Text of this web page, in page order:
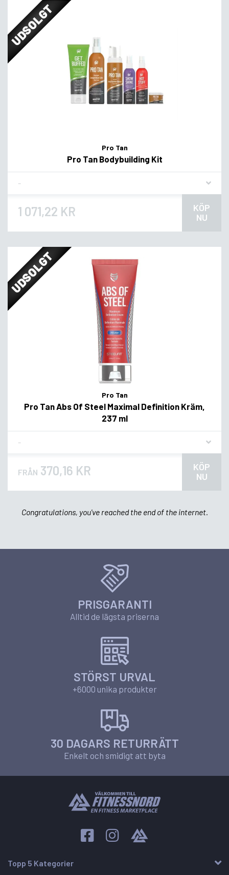
UDSOLGT
Pro Tan
Pro Tan Bodybuilding Kit
1 071,22 KR
KÖP
NU
UDSOLGT
Pro Tan
Pro Tan Abs Of Steel Maximal Definition Kräm,
237 ml
FRÅN 370,16 KR
KÖP
NU
Congratulations, you've reached the end of the internet.
PRISGARANTI
Alltid de lägsta priserna
STÖRST URVAL
+6000 unika produkter
30 DAGARS RETURRÄTT
Enkelt och smidigt att byta
Topp 5 Kategorier